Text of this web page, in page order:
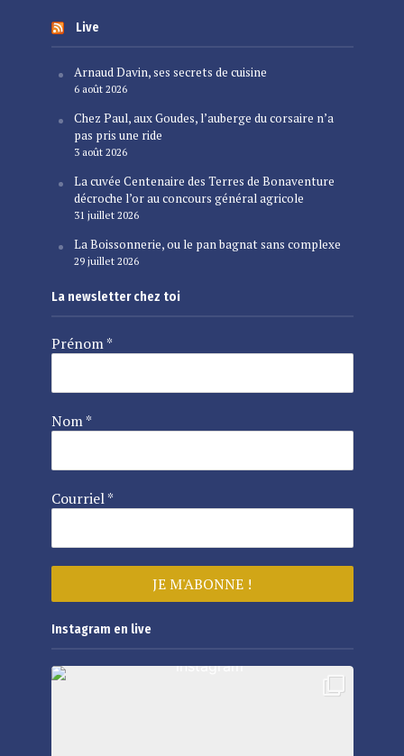
Live
Arnaud Davin, ses secrets de cuisine
6 août 2026
Chez Paul, aux Goudes, l’auberge du corsaire n’a
pas pris une ride
3 août 2026
La cuvée Centenaire des Terres de Bonaventure
décroche l’or au concours général agricole
31 juillet 2026
La Boissonnerie, ou le pan bagnat sans complexe
29 juillet 2026
La newsletter chez toi
Prénom*
Nom*
Courriel*
Instagram en live